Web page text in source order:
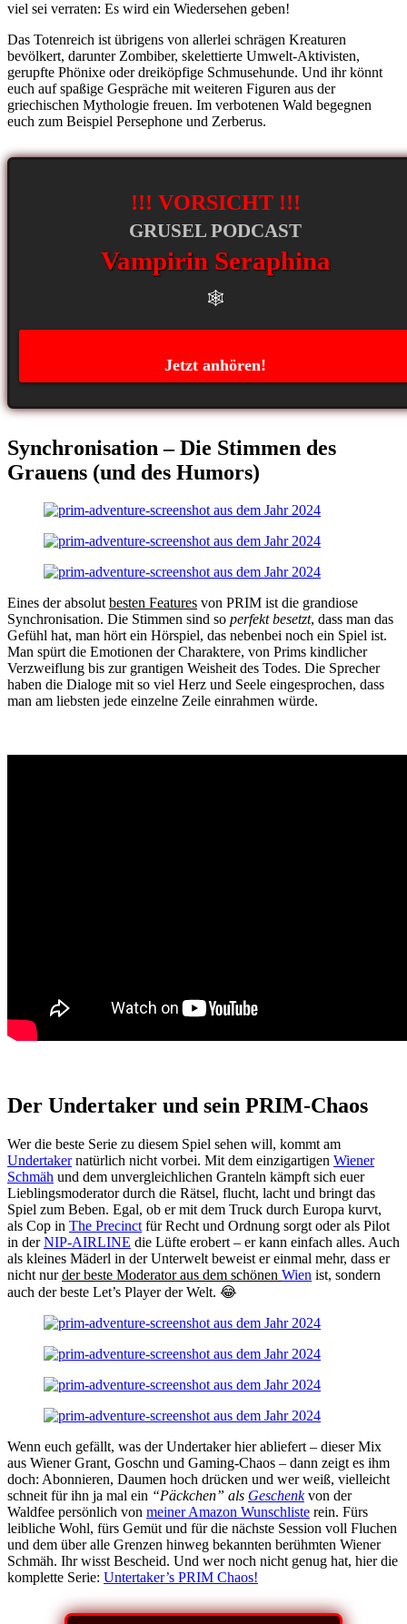
viel sei verraten: Es wird ein Wiedersehen geben!
Das Totenreich ist übrigens von allerlei schrägen Kreaturen
bevölkert, darunter Zombiber, skelettierte Umwelt-Aktivisten,
gerupfte Phönixe oder dreiköpfige Schmusehunde. Und ihr könnt
euch auf spaßige Gespräche mit weiteren Figuren aus der
griechischen Mythologie freuen. Im verbotenen Wald begegnen
euch zum Beispiel Persephone und Zerberus.
!!! VORSICHT !!!
GRUSEL PODCAST
Vampirin Seraphina
🕸️
Jetzt anhören!
Synchronisation – Die Stimmen des
Grauens (und des Humors)
Eines der absolutbesten Features von PRIM ist die grandiose
Synchronisation. Die Stimmen sind so perfekt besetzt, dass man das
Gefühl hat, man hört ein Hörspiel, das nebenbei noch ein Spiel ist.
Man spürt die Emotionen der Charaktere, von Prims kindlicher
Verzweiflung bis zur grantigen Weisheit des Todes. Die Sprecher
haben die Dialoge mit so viel Herz und Seele eingesprochen, dass
man am liebsten jede einzelne Zeile einrahmen würde.
Der Undertaker und sein PRIM-Chaos
Wer die beste Serie zu diesem Spiel sehen will, kommt am
Undertakernatürlich nicht vorbei. Mit dem einzigartigen Wiener
Schmäh und dem unvergleichlichen Granteln kämpft sich euer
Lieblingsmoderator durch die Rätsel, flucht, lacht und bringt das
Spiel zum Beben. Egal, ob er mit dem Truck durch Europa kurvt,
als Cop in The Precinct für Recht und Ordnung sorgt oder als Pilot
in derNIP-AIRLINE die Lüfte erobert – er kann einfach alles. Auch
als kleines Mäderl in der Unterwelt beweist er einmal mehr, dass er
nicht nurder beste Moderator aus dem schönen Wien ist, sondern
auch der beste Let’s Player der Welt. 😂
Wenn euch gefällt, was der Undertaker hier abliefert – dieser Mix
aus Wiener Grant, Goschn und Gaming-Chaos – dann zeigt es ihm
doch: Abonnieren, Daumen hoch drücken und wer weiß, vielleicht
schneit für ihn ja mal ein “Päckchen” als Geschenkvon der
Waldfee persönlich von meiner Amazon Wunschliste rein. Fürs
leibliche Wohl, fürs Gemüt und für die nächste Session voll Fluchen
und dem über alle Grenzen hinweg bekannten berühmten Wiener
Schmäh. Ihr wisst Bescheid. Und wer noch nicht genug hat, hier die
komplette Serie: Untertaker’s PRIM Chaos!